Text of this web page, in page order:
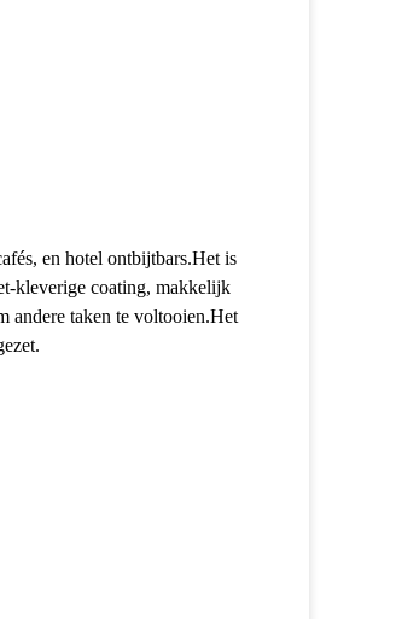
en hotel ontbijtbars.Het is
kleverige coating, makkelijk
andere taken te voltooien.Het